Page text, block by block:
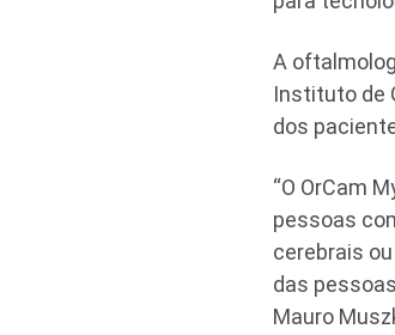
A
Instituto de
dos
“O OrCam
pessoas
cerebrais
das
Mauro